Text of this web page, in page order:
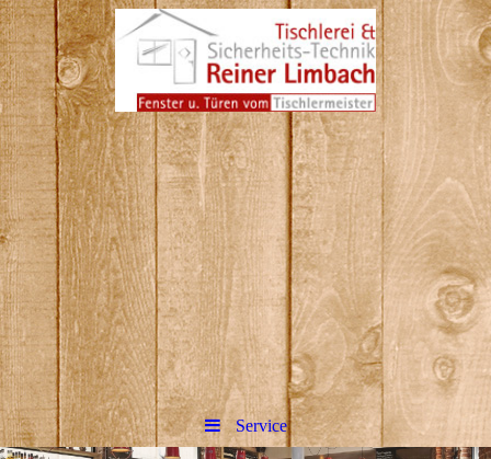
Reiner Limbach Tischlerei
&amp; Sicherheitstechnik in
Hennef
Bitte fügen Sie hier Ihren Webseiten-
Titel ein.
Service